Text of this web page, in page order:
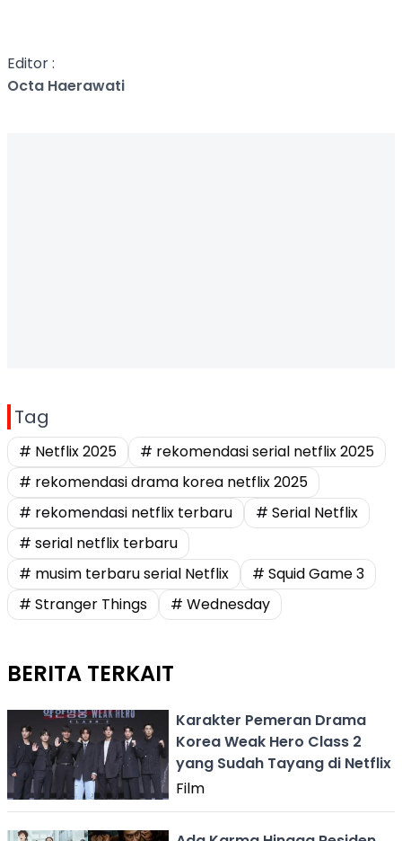
Editor :
Octa Haerawati
Tag
# Netflix 2025
# rekomendasi serial netflix 2025
# rekomendasi drama korea netflix 2025
# rekomendasi netflix terbaru
# Serial Netflix
# serial netflix terbaru
# musim terbaru serial Netflix
# Squid Game 3
# Stranger Things
# Wednesday
BERITA TERKAIT
Karakter Pemeran Drama
Korea Weak Hero Class 2
yang Sudah Tayang di Netflix
Film